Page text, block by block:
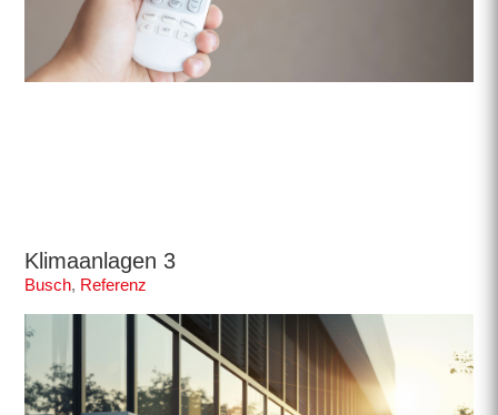
Klimaanlagen 3
Busch, Referenz